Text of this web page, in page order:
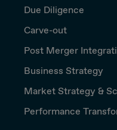
Due Diligence
Carve-out
Post Merger
Business Strategy
Market Strategy &
Performance